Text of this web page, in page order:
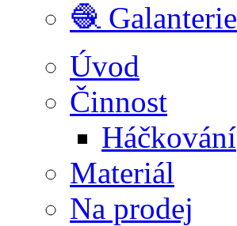
🧶 Galanterie
Úvod
Činnost
Háčkování
Materiál
Na prodej